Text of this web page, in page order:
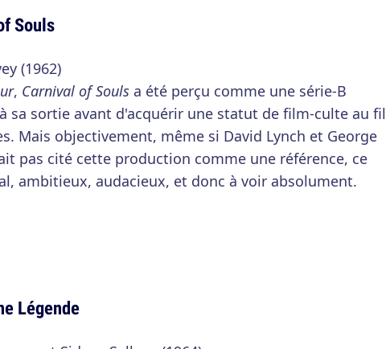
Souls
(1962)
, Carnival of Souls a été perçu comme une série-B
sa sortie avant d'acquérir une statut de film-culte au fil
Mais objectivement, même si David Lynch et George
pas cité cette production comme une référence, ce
ambitieux, audacieux, et donc à voir absolument.
Légende